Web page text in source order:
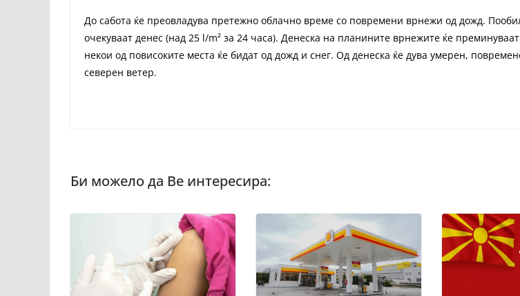
До сабота ќе преовладува претежно облачно време со повремени врнежи од дожд.
очекуваат денес (над 25 l/m² за 24 часа). Денеска на планините врнежите ќе
некои од повисоките места ќе бидат од дожд и снег. Од денеска ќе дува умерен,
северен ветер.